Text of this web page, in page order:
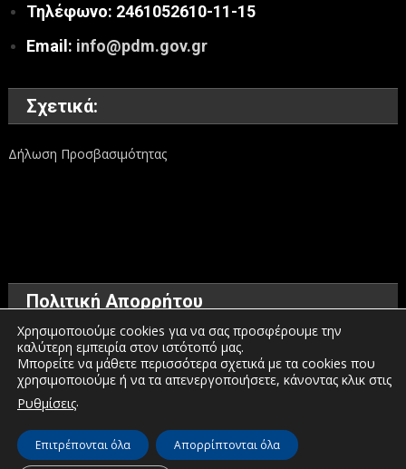
Τηλέφωνο: 2461052610-11-15
Email: info@pdm.gov.gr
Σχετικά:
Δήλωση Προσβασιμότητας
Πολιτική Απορρήτου
Όροι χρήσης
Πολιτική προστασίας προσωπικών δεδομένων
Πολιτική για τα Cookies
Χρησιμοποιούμε cookies για να σας προσφέρουμε την
καλύτερη εμπειρία στον ιστότοπό μας.
Μπορείτε να μάθετε περισσότερα σχετικά με τα cookies που
χρησιμοποιούμε ή να τα απενεργοποιήσετε, κάνοντας κλικ στις
Ρυθμίσεις.
Επιτρέπονται όλα Απορρίπτονται όλα